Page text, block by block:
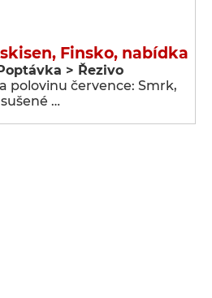
Finsko, nabídka
> Řezivo
polovinu července: Smrk,
sušené …